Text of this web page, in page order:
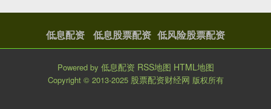
低息配资 低息股票配资 低风险股票配资
Powered by 低息配资 RSS地图 HTML地图
Copyright © 2013-2025 股票配资财经网 版权所有